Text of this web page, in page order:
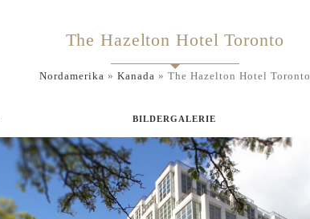
The Hazelton Hotel Toronto
Nordamerika » Kanada » The Hazelton Hotel Toronto
BILDERGALERIE